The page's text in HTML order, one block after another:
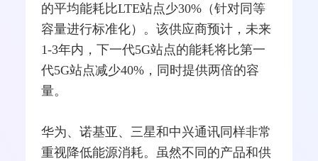
的平均能耗比LTE站点少30%（针对同等
容量进行标准化）。该供应商预计，未来
1-3年内，下一代5G站点的能耗将比第一
代5G站点减少40%，同时提供两倍的容
量。
华为、诺基亚 、 三星和中兴通讯同样非常
重视降低能源消耗。虽然不同的产品和供